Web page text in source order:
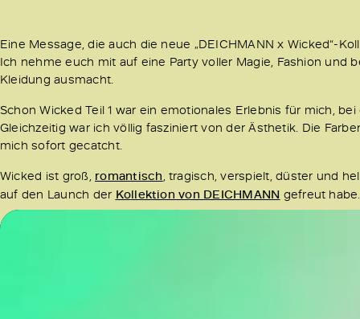
Eine Message, die auch die neue „DEICHMANN x Wicked“-
Ich nehme euch mit auf eine Party voller Magie, Fashion
Kleidung ausmacht.
Schon Wicked Teil 1 war ein emotionales Erlebnis für mich,
Gleichzeitig war ich völlig fasziniert von der Ästhetik. Die
mich sofort gecatcht.
Wicked ist groß, romantisch , tragisch, verspielt, düster und
auf den Launch der Kollektion von DEICHMANN gefreut habe.